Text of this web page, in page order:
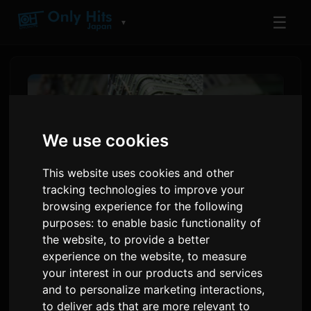
We use cookies
This website uses cookies and other
tracking technologies to improve your
browsing experience for the following
purposes:to enable basic functionality of
the website,to provide a better
experience on the website,to measure
your interest in our products and services
and to personalize marketing interactions,
to deliver ads that are more relevant to
▼ ☰
El 'Wanna me' d'adieu posarà
fi a la segona tanda
d''Ascendance of a